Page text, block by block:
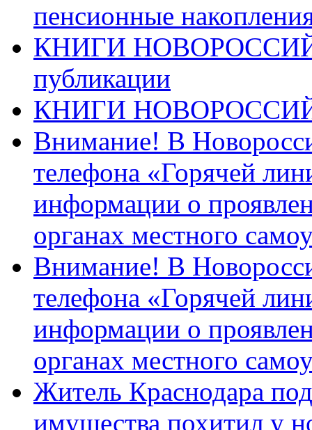
пенсионные
КНИГИ
публикации
КНИГИ
Внимание! В
телефона «Горячей
информации о
органах местного
Внимание! В
телефона «Горячей
информации о
органах местного
Житель Краснодара
имущества похитил у